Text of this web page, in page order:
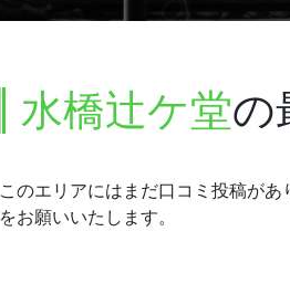
水橋辻ケ堂の
このエリアにはまだ口コミ投稿が
をお願いいたします。